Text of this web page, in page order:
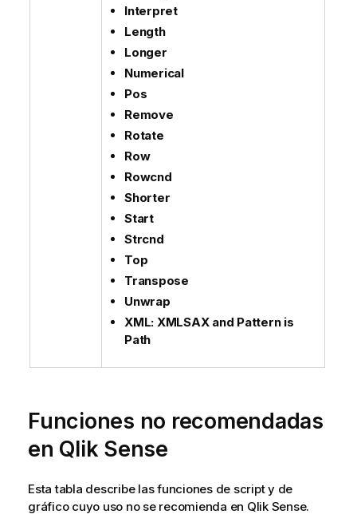
Interpret
Length
Longer
Numerical
Pos
Remove
Rotate
Row
Rowcnd
Shorter
Start
Strcnd
Top
Transpose
Unwrap
XML: XMLSAX and Pattern is
Path
Funciones no recomendadas
en Qlik Sense
Esta tabla describe las funciones de script y de
gráfico cuyo uso no se recomienda en Qlik Sense.